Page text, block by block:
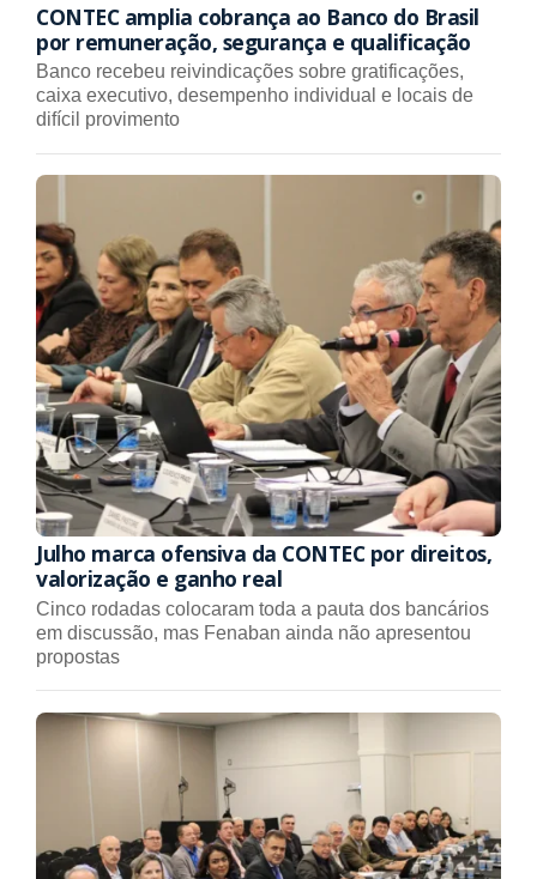
CONTEC amplia cobrança ao Banco do Brasil
por remuneração, segurança e qualificação
Banco recebeu reivindicações sobre gratificações,
caixa executivo, desempenho individual e locais de
difícil provimento
Julho marca ofensiva da CONTEC por direitos,
valorização e ganho real
Cinco rodadas colocaram toda a pauta dos bancários
em discussão, mas Fenaban ainda não apresentou
propostas